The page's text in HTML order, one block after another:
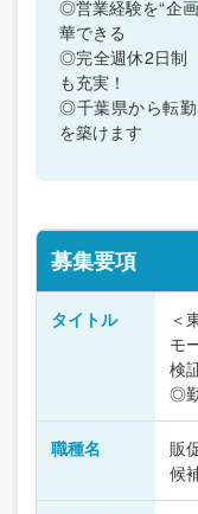
◎営業経験を“企
華できる
◎完全週休2日制
も充実！
◎千葉県から転
を築けます
募集要項
タイトル
＜
モ
検
◎
職種名
販
候